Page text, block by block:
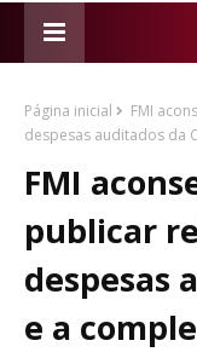
Página inicial
FMI
despesas auditados da
FMI
publicar
despesas
e a